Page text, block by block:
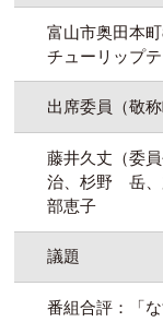
富山市奥田本
チューリップ
出席委員（敬称
藤井久丈（委
治、杉野 岳、
部恵子
議題
番組合評：「